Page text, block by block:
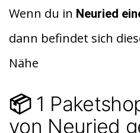
d
di
at
s
le
n
Wenn du in Neuried
dann befindet sich
Nähe
📦1
von Neuried